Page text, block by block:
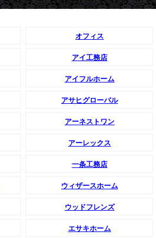
オフィス
アイ工務店
アイフルホーム
アサヒグローバル
アーネストワン
アーレックス
一条工務店
ウィザースホーム
ウッドフレンズ
エサキホーム